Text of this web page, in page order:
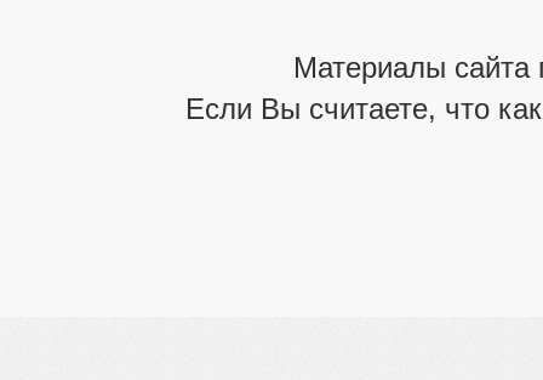
Материалы сайта
Если Вы считаете, что